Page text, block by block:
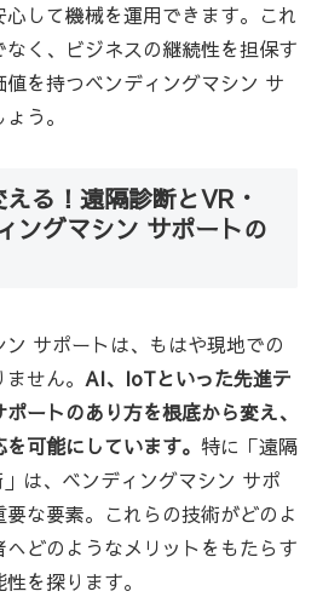
して機械を運用できます。これ
く、ビジネスの継続性を担保す
を持つベンディングマシン サ
う。
る！遠隔診断とVR・
ングマシン サポートの
サポートは、もはや現地での
せん。 AI、IoTといった先進テ
ートのあり方を根底から変え、
可能にしています。 特に「遠隔
は、ベンディングマシン サポ
な要素。これらの技術がどのよ
どのようなメリットをもたらす
を探ります。